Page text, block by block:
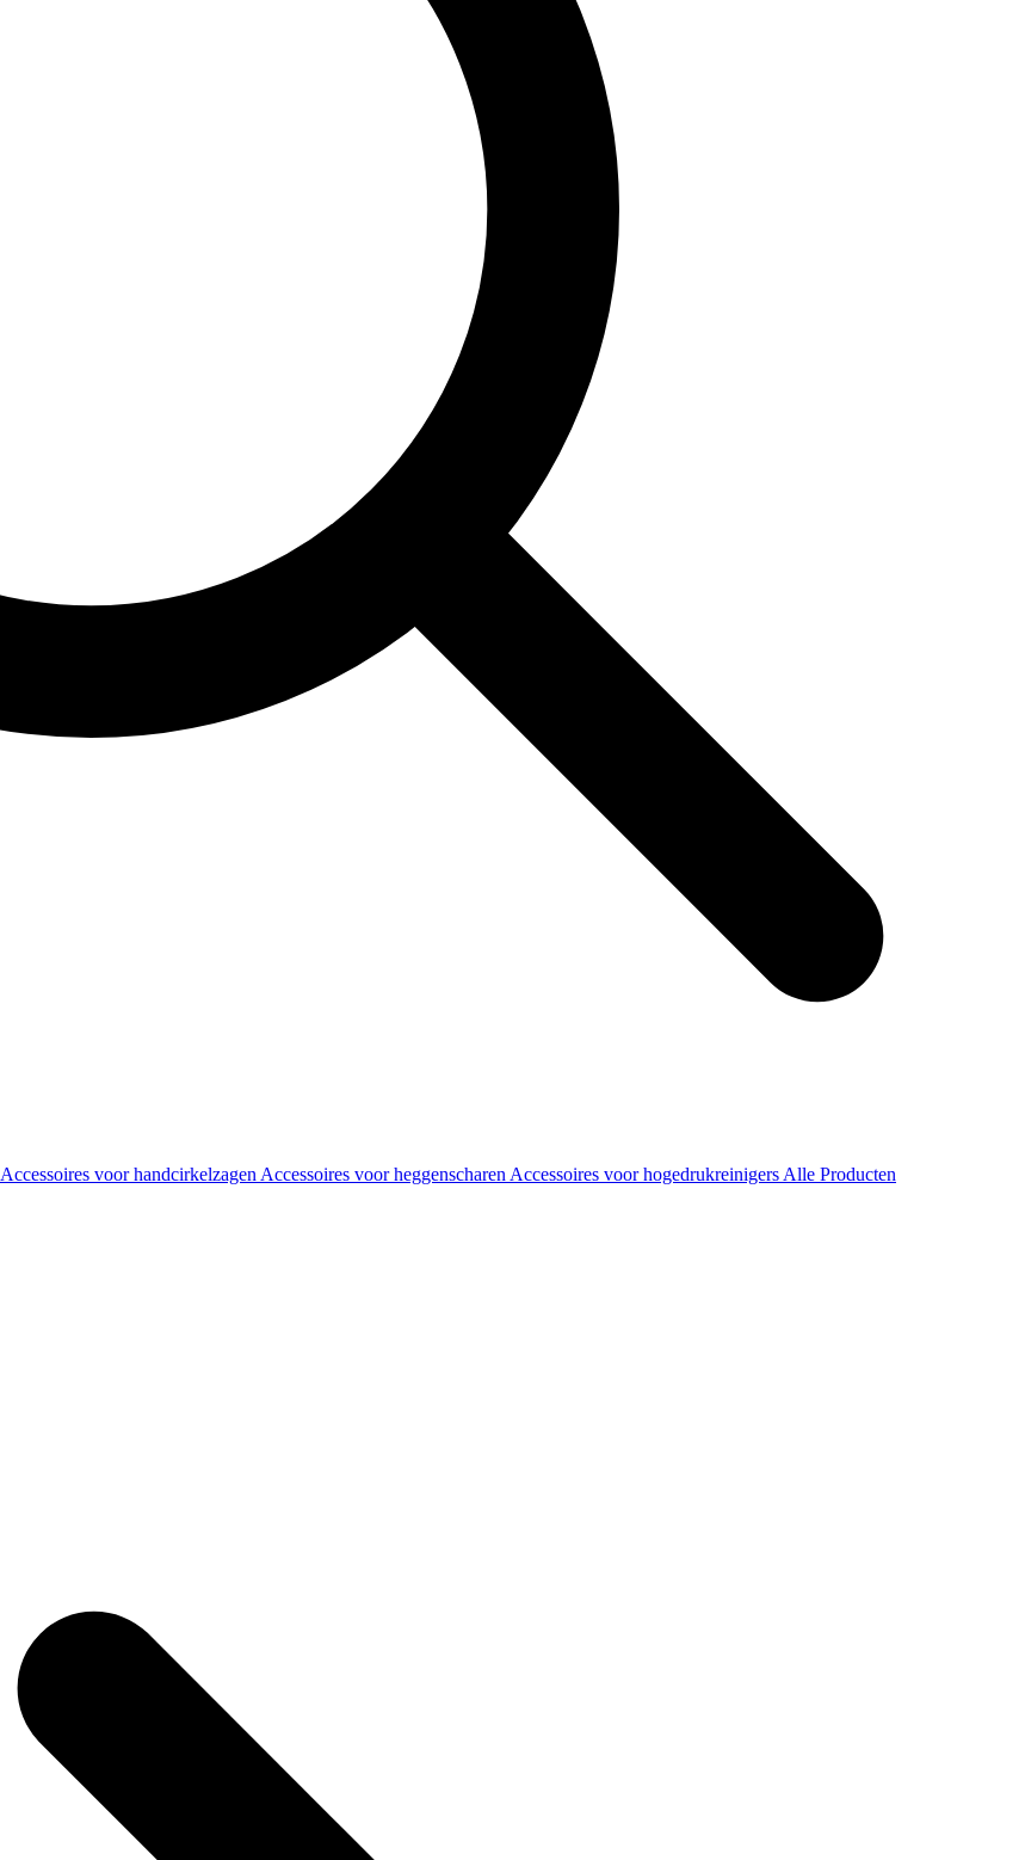
Accessoires voor handcirkelzagen Accessoires voor heggenscharen Accessoires voor hogedrukreinigers Alle Producten